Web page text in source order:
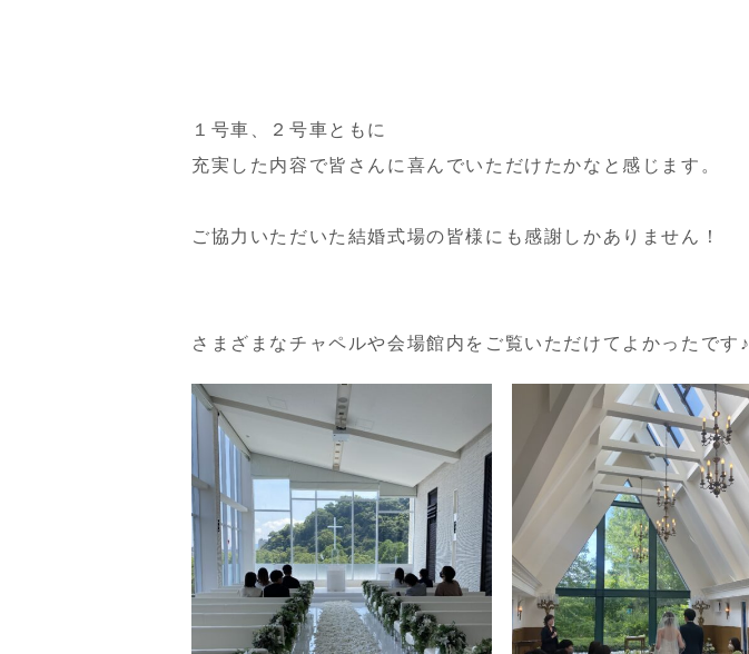
１号車、２号車ともに
充実した内容で皆さんに喜んでいただけたかなと感じます。
ご協力いただいた結婚式場の皆様にも感謝しかありません！
さまざまなチャペルや会場館内をご覧いただけてよかったです♪